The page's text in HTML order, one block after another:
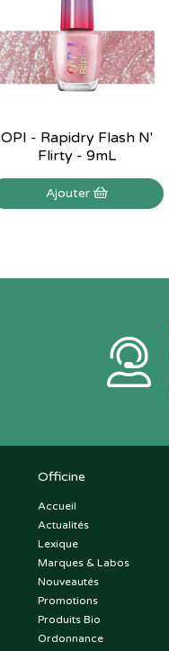
OPI - Rapidry Flash N'
Flirty - 9mL
Ajouter
Officine
Accueil
Actualités
Lexique
Marques & Labos
Nouveautés
Promotions
Produits Bio
Ordonnance